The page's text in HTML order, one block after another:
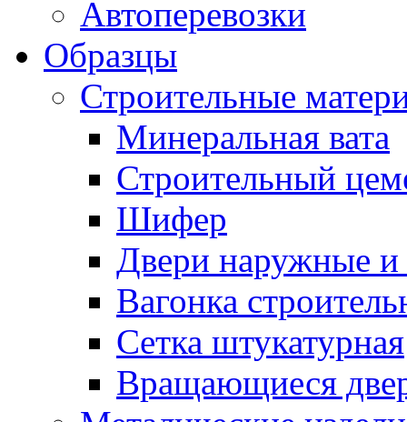
Автоперевозки
Образцы
Строительные
Минеральная вата
Строительный
Шифер
Двери наружные и
Вагонка
Сетка штукатурная
Вращающиеся